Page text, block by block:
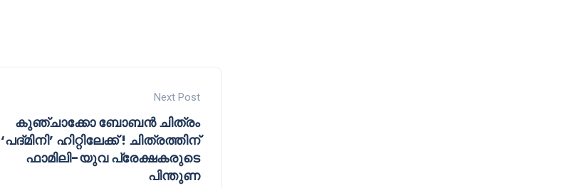
Next Post
കുഞ്ചാക്കോ ബോബൻ ചിത്രം
‘പദ്മിനി’ ഹിറ്റിലേക്ക് ! ചിത്രത്തിന്
ഫാമിലി-യുവ പ്രേക്ഷകരുടെ
പിന്തുണ